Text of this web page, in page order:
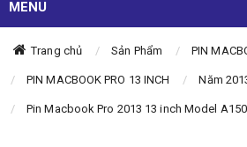
MENU
Trang chủ Sản Phẩm PIN
PIN MACBOOK PRO 13 INCH Năm
Pin Macbook Pro 2013 13 inch Model